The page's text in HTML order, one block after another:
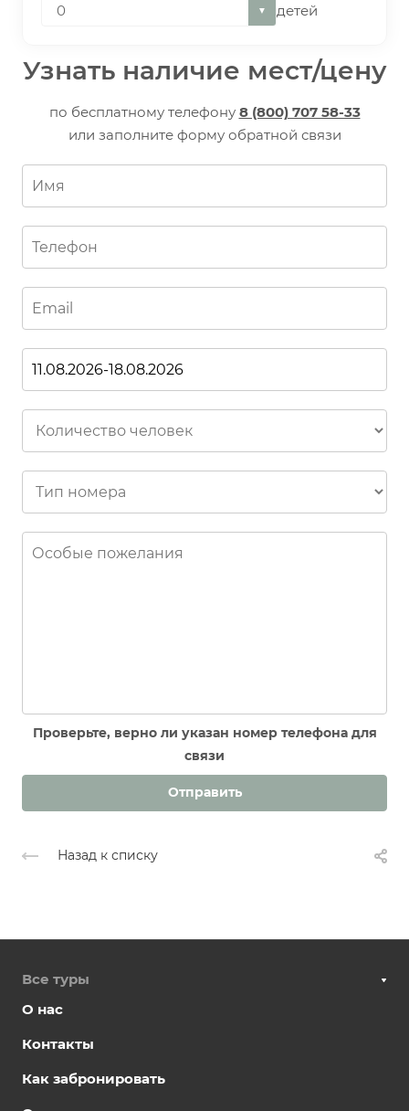
▼ детей
Узнать наличие мест/цену
по бесплатному телефону 8 (800) 707 58-33
или заполните форму обратной связи
Проверьте, верно ли указан номер телефона для
связи
Отправить
Назад к списку
Все туры
О нас
Контакты
Как забронировать